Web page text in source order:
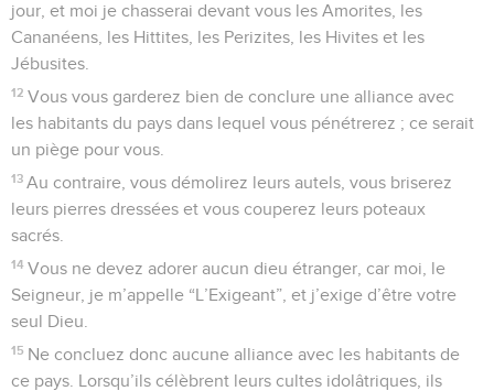
jour, et moi je chasserai devant vous les Amorites, les
Cananéens, les Hittites, les Perizites, les Hivites et les
Jébusites.
12 Vous vous garderez bien de conclure une alliance avec
les habitants du pays dans lequel vous pénétrerez ; ce serait
un piège pour vous.
13 Au contraire, vous démolirez leurs autels, vous briserez
leurs pierres dressées et vous couperez leurs poteaux
sacrés.
14 Vous ne devez adorer aucun dieu étranger, car moi, le
Seigneur, je m’appelle “L’Exigeant”, et j’exige d’être votre
seul Dieu.
15 Ne concluez donc aucune alliance avec les habitants de
ce pays. Lorsqu’ils célèbrent leurs cultes idolâtriques, ils